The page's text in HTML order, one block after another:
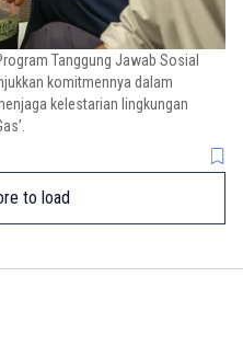
Tanggung Jawab Sosial
komitmennya dalam
kelestarian lingkungan
to load